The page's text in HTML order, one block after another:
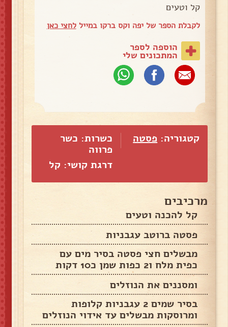
קל וטעים
לקבלת הספר של יפה וקס ברקו במייללחצי כאן
הוספה לספר
המתכונים שלי
קטגוריה: פסטה
כשרות: כשר
פרווה
דרגת קושי: קל
מרכיבים
קל להכנה וטעים
פסטה ברוטב עגבניות
מבשלים חצי פסטה בסיר מים עם
כפית מלח ו2 כפות שמן כ10 דקות
ומסננים את הנוזלים
בסיר שמים 2 עגבניות קלופות
ומרוסקות מבשלים עד אידוי הנוזלים